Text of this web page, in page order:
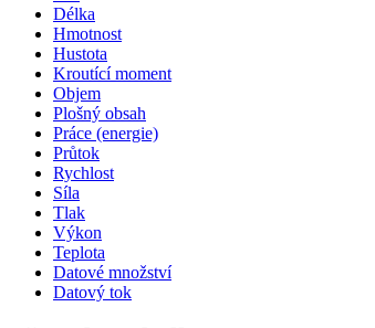
Délka
Hmotnost
Hustota
Kroutící moment
Objem
Plošný obsah
Práce (energie)
Průtok
Rychlost
Síla
Tlak
Výkon
Teplota
Datové množství
Datový tok